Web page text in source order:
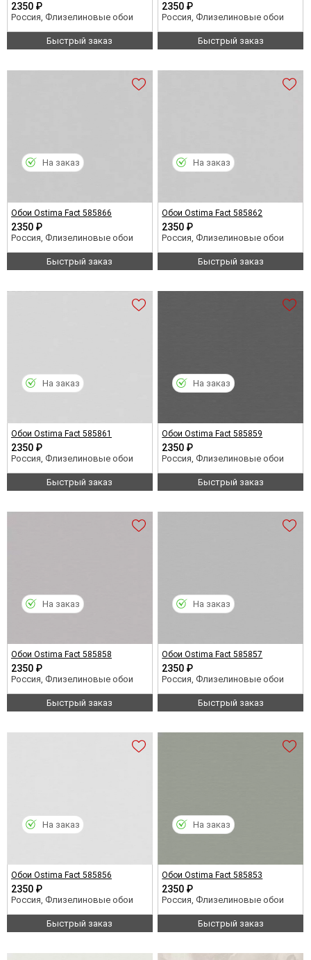
2350 ₽
Россия, Флизелиновые обои
Быстрый заказ
2350 ₽
Россия, Флизелиновые обои
Быстрый заказ
Обои Ostima Fact 585866
2350 ₽
Россия, Флизелиновые обои
Быстрый заказ
На заказ
Обои Ostima Fact 585862
2350 ₽
Россия, Флизелиновые обои
Быстрый заказ
На заказ
Обои Ostima Fact 585861
2350 ₽
Россия, Флизелиновые обои
Быстрый заказ
На заказ
Обои Ostima Fact 585859
2350 ₽
Россия, Флизелиновые обои
Быстрый заказ
На заказ
Обои Ostima Fact 585858
2350 ₽
Россия, Флизелиновые обои
Быстрый заказ
На заказ
Обои Ostima Fact 585857
2350 ₽
Россия, Флизелиновые обои
Быстрый заказ
На заказ
Обои Ostima Fact 585856
2350 ₽
Россия, Флизелиновые обои
Быстрый заказ
На заказ
Обои Ostima Fact 585853
2350 ₽
Россия, Флизелиновые обои
Быстрый заказ
На заказ